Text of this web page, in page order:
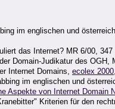
im englischen und
das Internet? MR 6/00,
Domain-Judikatur des OGH,
Internet Domains, ecolex
im englischen und
Aspekte von Internet Domain
Kriterien für den